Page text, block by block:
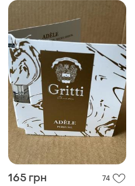
165 грн 74